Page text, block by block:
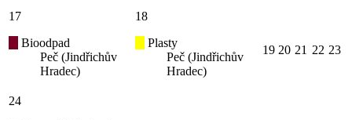
17
Bioodpad
Peč (Jindřichův
Hradec)
18
Plasty
Peč (Jindřichův
Hradec)
19 20 21 22 23
24